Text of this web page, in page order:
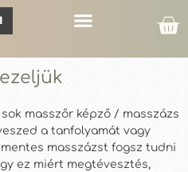
masszőr képző / masszázs
a tanfolyamát vagy
masszázst fogsz tudni
ez miért megtévesztés,